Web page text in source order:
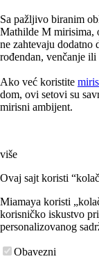
Sa pažljivo biranim
Mathilde M mirisima,
ne zahtevaju dodatno
rođendan, venčanje
Ako već koristite
dom, ovi setovi su
mirisni ambijent.
više
Ovaj sajt koristi
Miamaya koristi
korisničko iskustvo
personalizovanog
Obavezni